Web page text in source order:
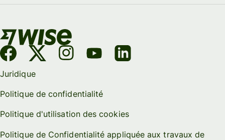
Juridique
Politique de confidentialité
Politique d'utilisation des cookies
Politique de Confidentialité appliquée aux travaux de